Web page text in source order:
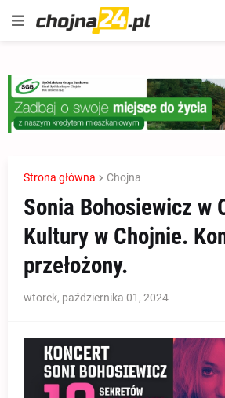
Strona główna Chojna
Sonia Bohosiewicz w
Kultury w Chojnie.
przełożony.
wtorek, października 01, 2024